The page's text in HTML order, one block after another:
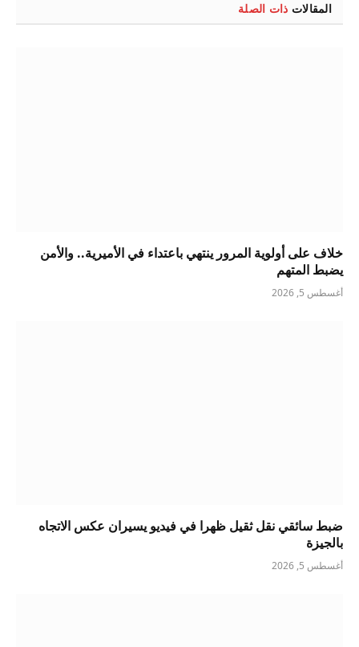
المقالات ذات الصلة
خلاف على أولوية المرور ينتهي باعتداء في الأميرية.. والأمن
يضبط المتهم
أغسطس 5, 2026
ضبط سائقي نقل ثقيل ظهرا في فيديو يسيران عكس الاتجاه
بالجيزة
أغسطس 5, 2026